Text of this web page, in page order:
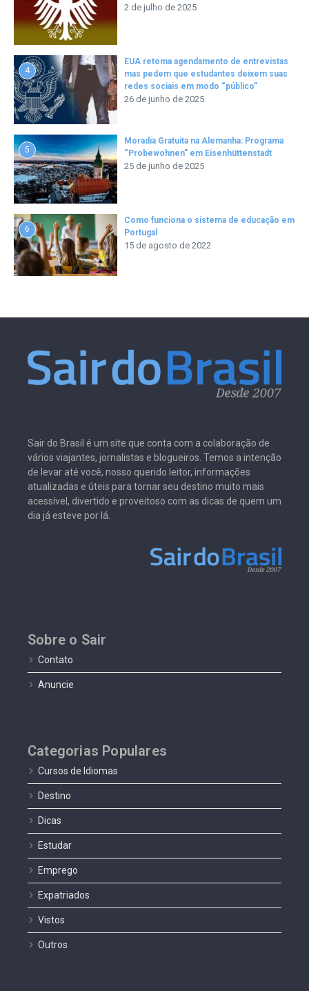
2 de julho de 2025
4
EUA retoma agendamento de entrevistas
mas pedem que estudantes deixem suas
redes sociais em modo “público”
26 de junho de 2025
5
Moradia Gratuita na Alemanha: Programa
“Probewohnen” em Eisenhüttenstadt
25 de junho de 2025
6
Como funciona o sistema de educação em
Portugal
15 de agosto de 2022
Sair do Brasil é um site que conta com a colaboração de
vários viajantes, jornalistas e blogueiros. Temos a intenção
de levar até você, nosso querido leitor, informações
atualizadas e úteis para tornar seu destino muito mais
acessível, divertido e proveitoso com as dicas de quem um
dia já esteve por lá.
Sobre o Sair
Contato
Anuncie
Categorias Populares
Cursos de Idiomas
Destino
Dicas
Estudar
Emprego
Expatriados
Vistos
Outros